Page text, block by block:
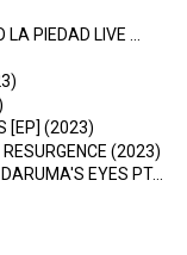
PIEDAD LIVE ...
[EP] (2023)
(2023)
EYES PT...